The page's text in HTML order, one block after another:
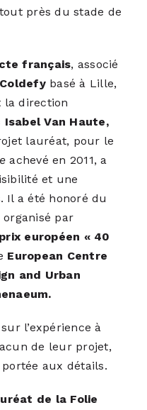
près du stade de
français, associé
Coldefybasé à Lille,
la direction
Isabel Van Haute,
lauréat, pour le
achevé en 2011, a
et une
Il a été honoré du
organisé par
prix européen « 40
European Centre
and Urban
l’expérience à
de leur projet,
aux détails.
de la Folie